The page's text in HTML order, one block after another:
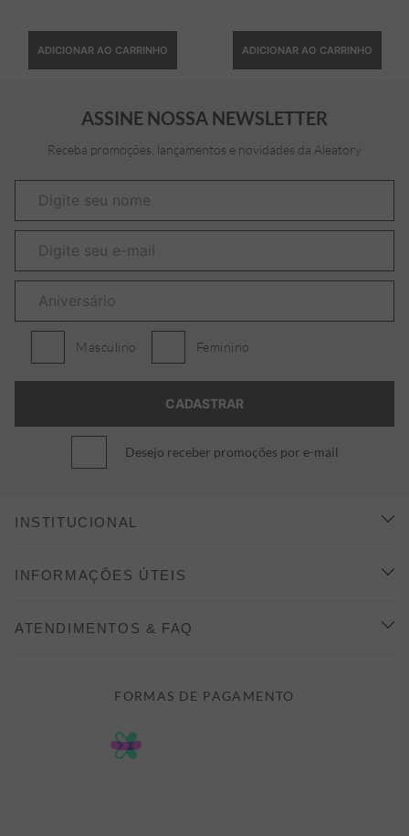
ADICIONAR AO CARRINHO ADICIONAR AO CARRINHO
ASSINE NOSSA NEWSLETTER
Receba promoções, lançamentos e novidades da Aleatory
Masculino Feminino
Desejo receber promoções por e-mail
INSTITUCIONAL
CONHEÇA A ALEATORY
INFORMAÇÕES ÚTEIS
FORMAS DE PAGAMENTO
POLÍTICA DE PRIVACIDADE
ATENDIMENTOS & FAQ
FORMAS DE PAGAMENTO